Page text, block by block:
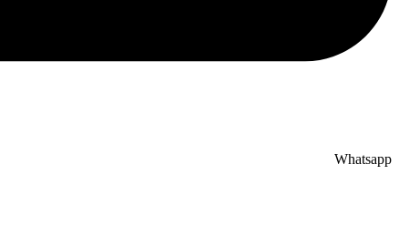
Whatsapp